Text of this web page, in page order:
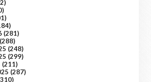
(281)
(288)
(248)
(299)
(211)
(287)